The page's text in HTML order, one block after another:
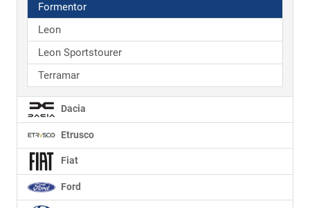
Formentor
Leon
Leon Sportstourer
Terramar
Dacia
Etrusco
Fiat
Ford